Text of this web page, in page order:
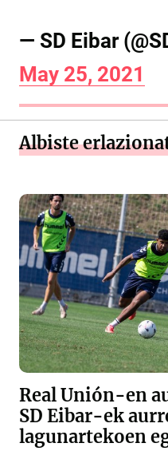
— SD Eibar
May 25, 2021
Albiste
Real Unión-en
SD Eibar-ek
lagunartekoen